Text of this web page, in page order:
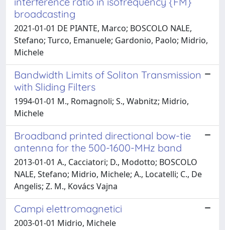
broadcasting
2021-01-01 DE PIANTE, Marco; BOSCOLO NALE,
Stefano; Turco, Emanuele; Gardonio, Paolo; Midrio,
Michele
Bandwidth Limits of Soliton Transmission
with Sliding Filters
1994-01-01 M., Romagnoli; S., Wabnitz; Midrio,
Michele
Broadband printed directional bow-tie
antenna for the 500-1600-MHz band
2013-01-01 A., Cacciatori; D., Modotto; BOSCOLO
NALE, Stefano; Midrio, Michele; A., Locatelli; C., De
Angelis; Z. M., Kovács Vajna
Campi elettromagnetici
2003-01-01 Midrio, Michele